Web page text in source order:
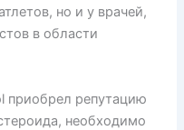
но и у врачей,
в области
приобрел репутацию
необходимо